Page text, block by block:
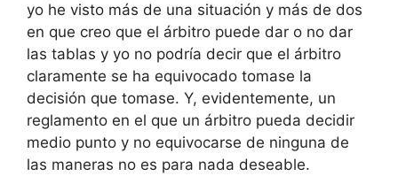
yo he visto más de una situación y más de dos
en que creo que el árbitro puede dar o no dar
las tablas y yo no podría decir que el árbitro
claramente se ha equivocado tomase la
decisión que tomase. Y, evidentemente, un
reglamento en el que un árbitro pueda decidir
medio punto y no equivocarse de ninguna de
las maneras no es para nada deseable.